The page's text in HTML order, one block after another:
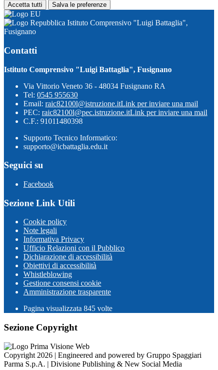
Accetta tutti Salva le preferenze
Istituto Comprensivo "Luigi Battaglia",
Fusignano
Contatti
Istituto Comprensivo "Luigi Battaglia", Fusignano
Via Vittorio Veneto 36 - 48034 Fusignano RA
Tel: 0545 955630
Email: raic82100l@istruzione.itLink per inviare una mail
PEC: raic82100l@pec.istruzione.itLink per inviare una mail
C.F.: 91011480398
Supporto Tecnico Informatico:
supporto@icbattaglia.edu.it
Seguici su
Facebook
Sezione Link Utili
Cookie policy
Note legali
Informativa Privacy
Ufficio Relazioni con il Pubblico
Dichiarazione di accessibilità
Obiettivi di accessibilità
Whistleblowing
Gestione consensi cookie
Amministrazione trasparente
Pagina visualizzata 845 volte
Sezione Copyright
Copyright 2026 | Engineered and powered by Gruppo Spaggiari
Parma S.p.A. | Divisione Publishing & New Social Media